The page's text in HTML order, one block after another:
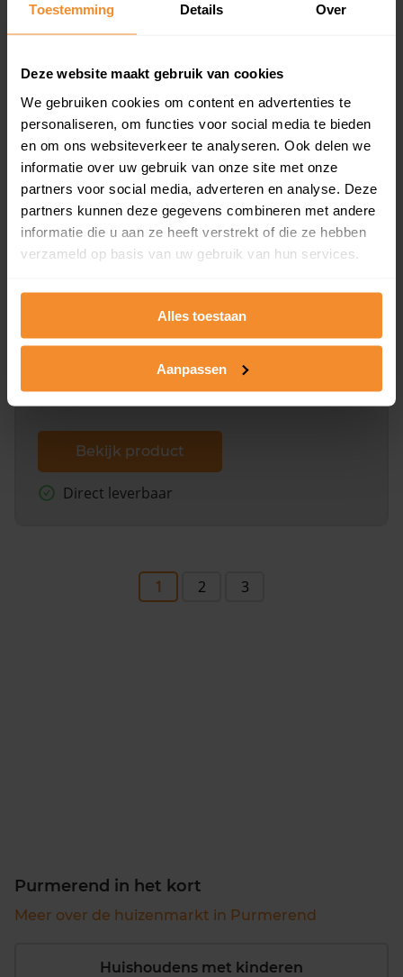
Toestemming Details Over
Deze website maakt gebruik van cookies
We gebruiken cookies om content en advertenties te
personaliseren, om functies voor social media te bieden
en om ons websiteverkeer te analyseren. Ook delen we
informatie over uw gebruik van onze site met onze
partners voor social media, adverteren en analyse. Deze
partners kunnen deze gegevens combineren met andere
informatie die u aan ze heeft verstrekt of die ze hebben
verzameld op basis van uw gebruik van hun services.
Alles toestaan
Aanpassen
en koopdatum) binnen een postcodegebied. Dit
inclusief een jaar lang gratis updates van nieuwe
Bekijk product
Direct leverbaar
Kadastrale kaart pakket
Alleen globale ligging perceel
omliggende percelen met de kadastrale erfgrenzen,
dit inclusief de luchtfoto!
Bekijk product
Direct leverbaar
1 2 3
Purmerend in het kort
Meer over de huizenmarkt in Purmerend
Huishoudens met kinderen